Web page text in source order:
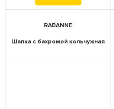
RABANNE
Шапка с бахромой кольчужная